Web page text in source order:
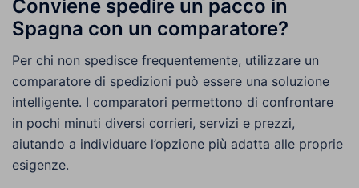
Conviene spedire un pacco in
Spagna con un comparatore?
Per chi non spedisce frequentemente, utilizzare un
comparatore di spedizioni può essere una soluzione
intelligente. I comparatori permettono di confrontare
in pochi minuti diversi corrieri, servizi e prezzi,
aiutando a individuare l’opzione più adatta alle proprie
esigenze.